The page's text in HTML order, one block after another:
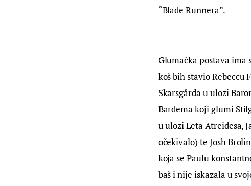
“Blade Runnera”.
Glumačka postava
koš bih stavio Rebeccu
Skarsgårda u ulozi
Bardema koji glumi
u ulozi Leta Atreidesa,
očekivalo) te Josh
koja se Paulu
baš i nije iskazala u